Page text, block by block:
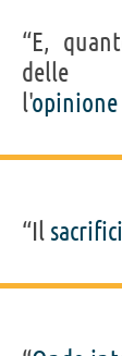
“E,
l'opinione
“Il